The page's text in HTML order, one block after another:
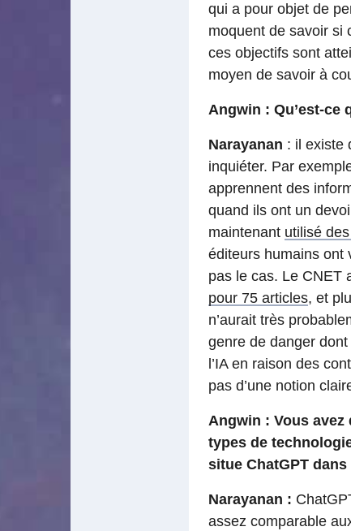
qui a pour objet de
moquent de savoir si
ces objectifs sont
moyen de savoir à
Angwin : Qu’est-ce
Narayanan : il existe
inquiéter. Par
apprennent des
quand ils ont un
maintenant utilisé
éditeurs humains ont
pas le cas. Le CNET
pour 75 articles, et
n’aurait très
genre de danger
l’IA en raison des
pas d’une notion
Angwin : Vous avez
types de
situe ChatGPT
Narayanan :
assez comparable